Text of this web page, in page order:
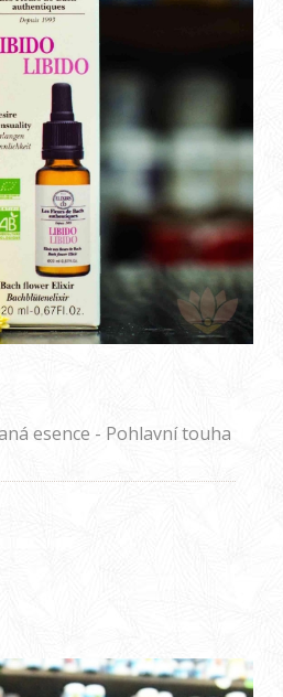
esence - Pohlavní touha